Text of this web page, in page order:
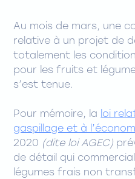
Au mois de mars, une
relative à un projet de
totalement les
pour les fruits et
s’est tenue.
Pour mémoire, la
loi
gaspillage et à
2020 (dite loi AGEC)
de détail qui
légumes frais non